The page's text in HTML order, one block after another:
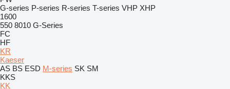
G-series P-series R-series T-series VHP XHP
1600
550 8010 G-Series
FC
HF
KR
Kaeser
AS BS ESD M-series SK SM
KKS
KK